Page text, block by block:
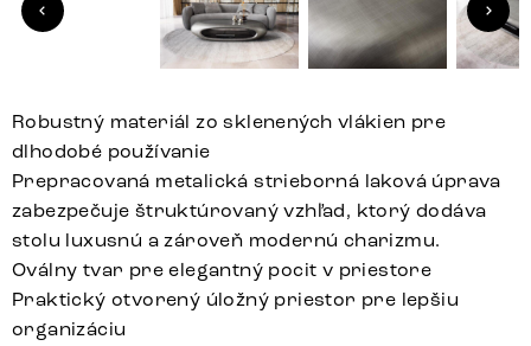
Robustný materiál zo sklenených vlákien pre
dlhodobé používanie
Prepracovaná metalická strieborná laková úprava
zabezpečuje štruktúrovaný vzhľad, ktorý dodáva
stolu luxusnú a zároveň modernú charizmu.
Oválny tvar pre elegantný pocit v priestore
Praktický otvorený úložný priestor pre lepšiu
organizáciu